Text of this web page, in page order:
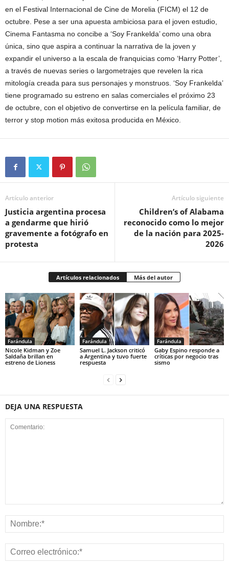
en el Festival Internacional de Cine de Morelia (FICM) el 12 de
octubre. Pese a ser una apuesta ambiciosa para el joven estudio,
Cinema Fantasma no concibe a ‘Soy Frankelda’ como una obra
única, sino que aspira a continuar la narrativa de la joven y
expandir el universo a la escala de franquicias como ‘Harry Potter’,
a través de nuevas series o largometrajes que revelen la rica
mitología creada para sus personajes y monstruos. ‘Soy Frankelda’
tiene programado su estreno en salas comerciales el próximo 23
de octubre, con el objetivo de convertirse en la película familiar, de
terror y stop motion más exitosa producida en México.
Artículo anterior
Justicia argentina procesa
a gendarme que hirió
gravemente a fotógrafo en
protesta
Artículo siguiente
Children’s of Alabama
reconocido como lo mejor
de la nación para 2025-
2026
Artículos relacionados Más del autor
Farándula
Nicole Kidman y Zoe
Saldaña brillan en
estreno de Lioness
Farándula
Samuel L. Jackson criticó
a Argentina y tuvo fuerte
respuesta
Farándula
Gaby Espino responde a
críticas por negocio tras
sismo
DEJA UNA RESPUESTA